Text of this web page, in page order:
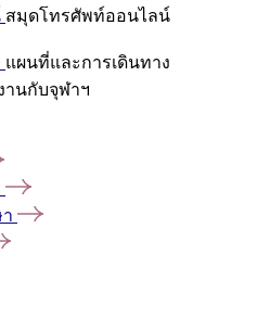
สมุดโทรศัพท์ออนไลน์
แผนที่และการเดินทาง
านกับจุฬาฯ